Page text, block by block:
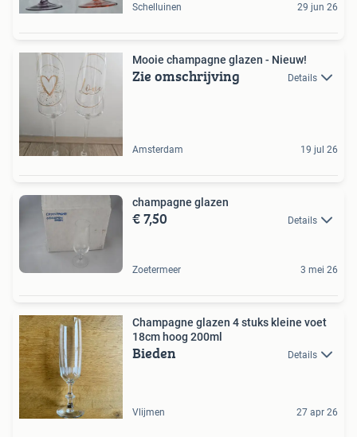
Schelluinen 29 jun 26
Mooie champagne glazen - Nieuw!
Zie omschrijving Details
Amsterdam 19 jul 26
champagne glazen
€ 7,50 Details
Zoetermeer 3 mei 26
Champagne glazen 4 stuks kleine voet
18cm hoog 200ml
Bieden Details
Vlijmen 27 apr 26